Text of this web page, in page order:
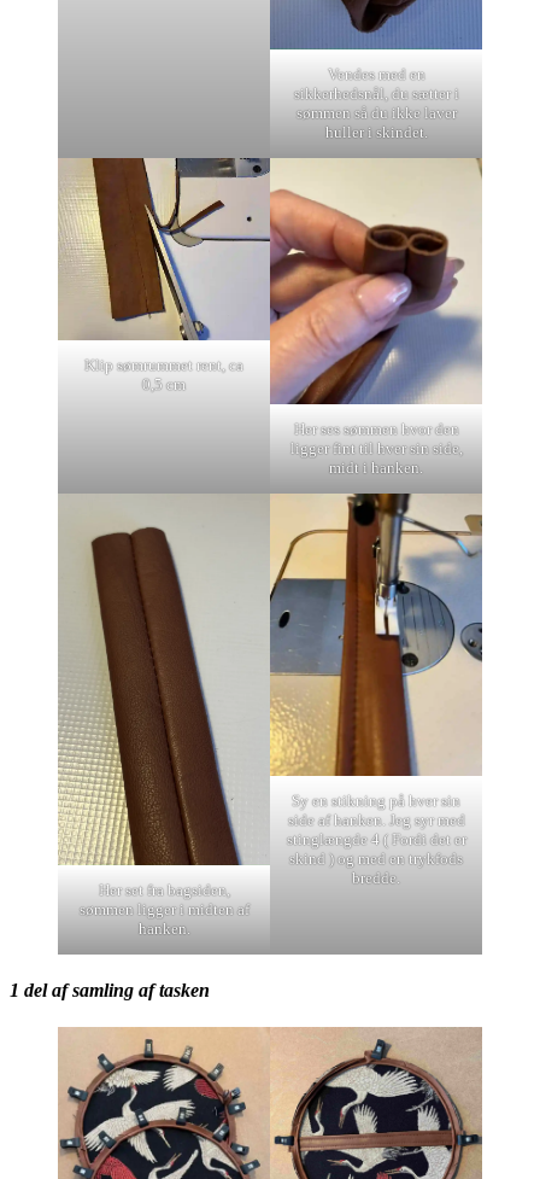
Vendes med en
sikkerhedsnål, du sætter i
sømmen så du ikke laver
huller i skindet.
Klip sømrummet rent, ca
0,5 cm
Her ses sømmen hvor den
ligger fint til hver sin side,
midt i hanken.
Her set fra bagsiden,
sømmen ligger i midten af
hanken.
Sy en stikning på hver sin
side af hanken. Jeg syr med
stinglængde 4 ( Fordi det er
skind ) og med en trykfods
bredde.
1 del af samling af tasken